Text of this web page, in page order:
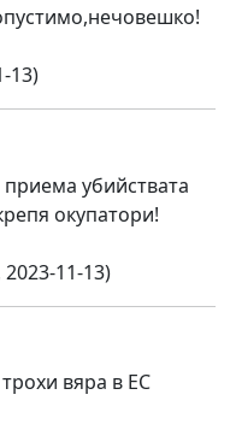
13)
убийствата
окупатори!
11-13)
вяра в ЕС